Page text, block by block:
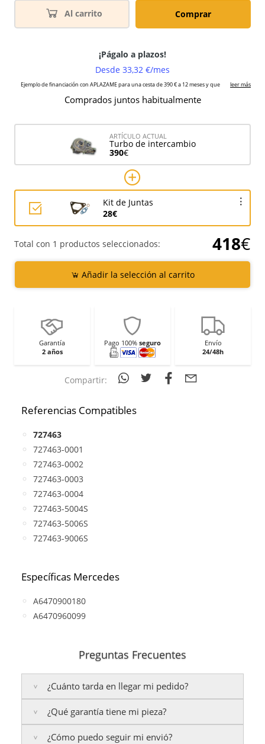
Al carrito Comprar
Comprados juntos habitualmente
ARTÍCULO ACTUAL
Turbo de intercambio
390€
Kit de Juntas
28€
Total con 1 productos seleccionados: 418€
Añadir la selección al carrito
Garantía
2 años
Pago 100% seguro
Envío
24/48h
Compartir:
Referencias Compatibles
727463
727463-0001
727463-0002
727463-0003
727463-0004
727463-5004S
727463-5006S
727463-9006S
Específicas Mercedes
A6470900180
A6470960099
Preguntas Frecuentes
¿Cuánto tarda en llegar mi pedido?
Península: Entregamos en un plazo estimado de
a 48 horas laborables, si realizas tu pedido antes de
las
17:00 h.
¿Qué garantía tiene mi pieza?
¿Cómo puedo seguir mi envió?